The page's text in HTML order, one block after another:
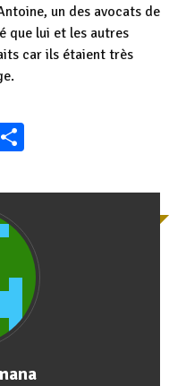
un des avocats de
que lui et les autres
car ils étaient très